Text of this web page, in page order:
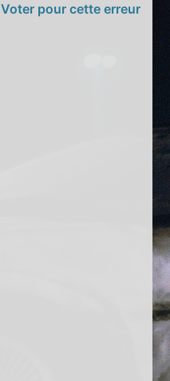
Voter pour cette erreur